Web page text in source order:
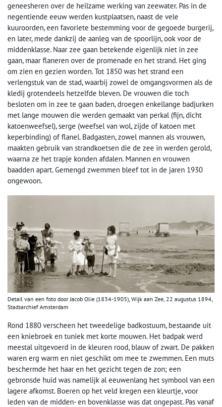
geneesheren over de heilzame werking van zeewater. Pas in de
negentiende eeuw werden kustplaatsen, naast de vele
kuuroorden, een favoriete bestemming voor de gegoede burgerij,
en later, mede dankzij de aanleg van de spoorlijn, ook voor de
middenklasse. Naar zee gaan betekende eigenlijk niet in zee
gaan, maar flaneren over de promenade en het strand. Het ging
om zien en gezien worden. Tot 1850 was het strand een
verlengstuk van de stad, waarbij zowel de omgangsvormen als de
kledij grotendeels hetzelfde bleven. De vrouwen die toch
besloten om in zee te gaan baden, droegen enkellange badjurken
met lange mouwen die werden gemaakt van perkal (fijn, dicht
katoenweefsel), serge (weefsel van wol, zijde of katoen met
keperbinding) of flanel. Badgasten, zowel mannen als vrouwen,
maakten gebruik van strandkoetsen die de zee in werden gerold,
waarna ze het trapje konden afdalen. Mannen en vrouwen
baadden apart. Gemengd zwemmen bleef tot in de jaren 1930
ongewoon.
Detail van een foto door Jacob Olie (1834-1905), Wijk aan Zee, 22 augustus 1894,
Stadsarchief Amsterdam
Rond 1880 verscheen het tweedelige badkostuum, bestaande uit
een kniebroek en tuniek met korte mouwen. Het badpak werd
meestal uitgevoerd in de kleuren rood, blauw of zwart. De pakken
waren erg warm en niet geschikt om mee te zwemmen. Een muts
beschermde het haar en het gezicht tegen de zon; een
gebronsde huid was namelijk al eeuwenlang het symbool van een
lagere afkomst. Boeren op het veld kregen een kleurtje, voor
leden van de midden- en bovenklasse was dat ongepast. Pas vanaf